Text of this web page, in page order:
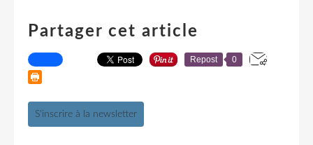
Partager cet article
Repost 0
S'inscrire à la newsletter